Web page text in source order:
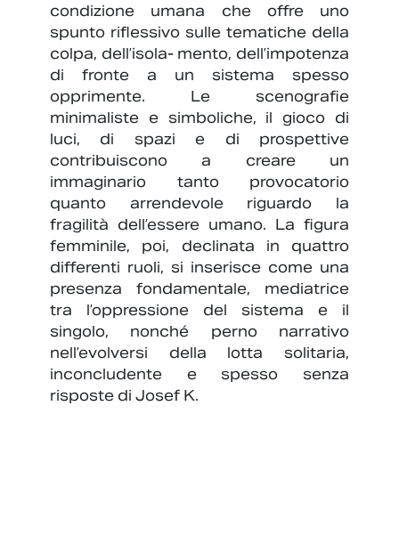
condizione umana che offre uno
spunto riflessivo sulle tematiche della
colpa, dell’isola- mento, dell’impotenza
di fronte a un sistema spesso
opprimente. Le scenografie
minimaliste e simboliche, il gioco di
luci, di spazi e di prospettive
contribuiscono a creare un
immaginario tanto provocatorio
quanto arrendevole riguardo la
fragilità dell’essere umano. La figura
femminile, poi, declinata in quattro
differenti ruoli, si inserisce come una
presenza fondamentale, mediatrice
tra l’oppressione del sistema e il
singolo, nonché perno narrativo
nell’evolversi della lotta solitaria,
inconcludente e spesso senza
risposte di Josef K.